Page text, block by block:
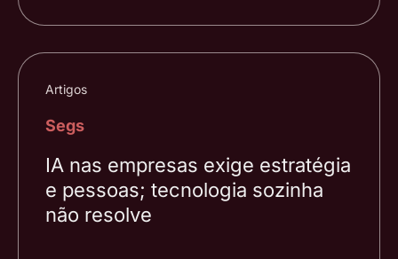
Artigos
Segs
IA nas empresas exige estratégia
e pessoas; tecnologia sozinha
não resolve